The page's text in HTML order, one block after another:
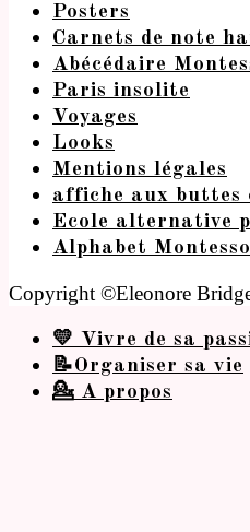
Posters
Carnets de note
Abécédaire
Paris insolite
Voyages
Looks
Mentions légales
affiche aux buttes
Ecole alternative
Alphabet
Copyright ©Eleonore
💛 Vivre de sa
📝Organiser sa vie
💁 A propos